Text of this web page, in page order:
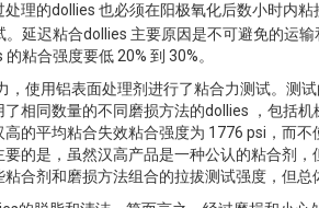
理的dollies 也必须在阳极氧化后数小时内粘
延迟粘合dollies 主要原因是不可避免的运
粘合强度要低 20% 到 30%。
，使用铝表面处理剂进行了粘合力测试。测
相同数量的不同磨损方法的dollies ，包括
的平均粘合失效粘合强度为 1776 psi，而
的是，虽然汉高产品是一种公认的粘合剂
合剂和磨损方法组合的拉拔测试强度，但总